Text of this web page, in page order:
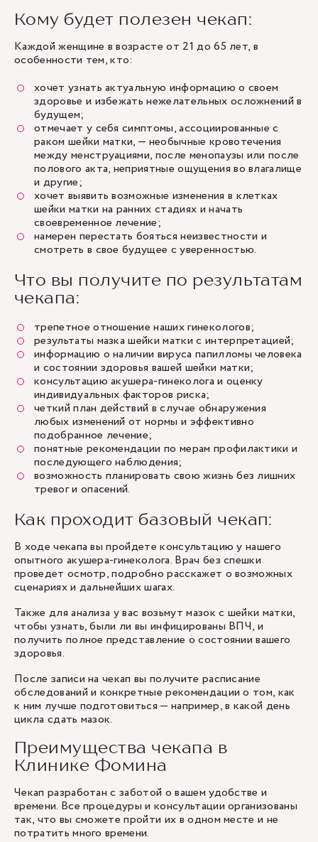
Кому будет полезен чекап:
Каждой женщине в возрасте от 21 до 65 лет, в
особенности тем, кто:
хочет узнать актуальную информацию о своем
здоровье и избежать нежелательных осложнений в
будущем;
отмечает у себя симптомы, ассоциированные с
раком шейки матки, — необычные кровотечения
между менструациями, после менопаузы или после
полового акта, неприятные ощущения во влагалище
и другие;
хочет выявить возможные изменения в клетках
шейки матки на ранних стадиях и начать
своевременное лечение;
намерен перестать бояться неизвестности и
смотреть в свое будущее с уверенностью.
Что вы получите по результатам
чекапа:
трепетное отношение наших гинекологов;
результаты мазка шейки матки с интерпретацией;
информацию о наличии вируса папилломы человека
и состоянии здоровья вашей шейки матки;
консультацию акушера-гинеколога и оценку
индивидуальных факторов риска;
четкий план действий в случае обнаружения
любых изменений от нормы и эффективно
подобранное лечение;
понятные рекомендации по мерам профилактики и
последующего наблюдения;
возможность планировать свою жизнь без лишних
тревог и опасений.
Как проходит базовый чекап:
В ходе чекапа вы пройдете консультацию у нашего
опытного акушера-гинеколога. Врач без спешки
проведет осмотр, подробно расскажет о возможных
сценариях и дальнейших шагах.
Также для анализа у вас возьмут мазок с шейки матки,
чтобы узнать, были ли вы инфицированы ВПЧ, и
получить полное представление о состоянии вашего
здоровья.
После записи на чекап вы получите расписание
обследований и конкретные рекомендации о том, как
к ним лучше подготовиться — например, в какой день
цикла сдать мазок.
Преимущества чекапа в
Клинике Фомина
Чекап разработан с заботой о вашем удобстве и
времени. Все процедуры и консультации организованы
так, что вы сможете пройти их в одном месте и не
потратить много времени.